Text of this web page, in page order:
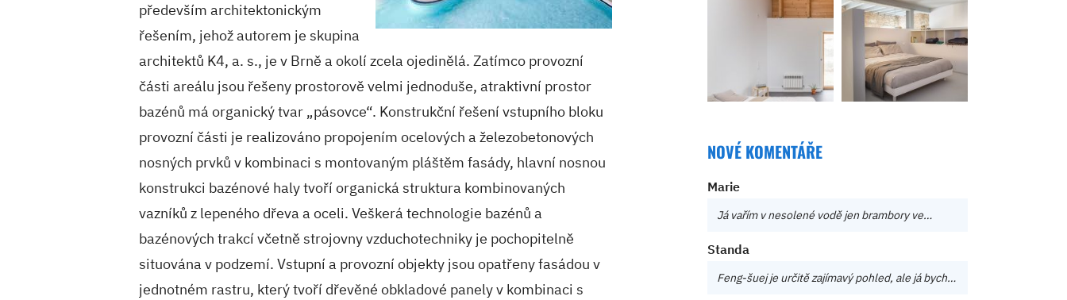
především architektonickým
řešením, jehož autorem je skupina
architektů K4, a. s., je v Brně a okolí zcela ojedinělá. Zatímco provozní
části areálu jsou řešeny prostorově velmi jednoduše, atraktivní prostor
bazénů má organický tvar „pásovce“. Konstrukční řešení vstupního bloku
provozní části je realizováno propojením ocelových a železobetonových
nosných prvků v kombinaci s montovaným pláštěm fasády, hlavní nosnou
konstrukci bazénové haly tvoří organická struktura kombinovaných
vazníků z lepeného dřeva a oceli. Veškerá technologie bazénů a
bazénových trakcí včetně strojovny vzduchotechniky je pochopitelně
situována v podzemí. Vstupní a provozní objekty jsou opatřeny fasádou v
jednotném rastru, který tvoří dřevěné obkladové panely v kombinaci s
NOVÉ KOMENTÁŘE
Marie
Já vařím v nesolené vodě jen brambory ve…
Standa
Feng-šuej je určitě zajímavý pohled, ale já bych…